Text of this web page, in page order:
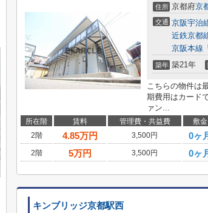
住所 京都府京
交通 京阪宇治
近鉄京都
京阪本線 「
築年 築21年
こちらの物件は
期費用はカード
ァン...
所在階 賃料 管理費・共益費 敷金
2階
4.85万円 3,500円 0ヶ
2階
5万円 3,500円 0ヶ
キンブリッジ京都駅西